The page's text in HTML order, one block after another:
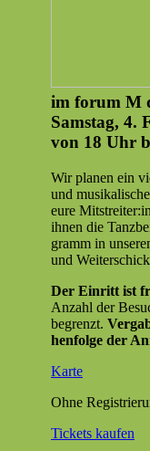
im forum M
Samstag, 4.
von 18 Uhr
Wir pla­nen ein
und
eure
ihnen die
gramm in
und
Der Ein­ritt ist
Anzahl der
begren­zt.
hen­folge der
KarteForum
Ohne
Tick­ets kaufen